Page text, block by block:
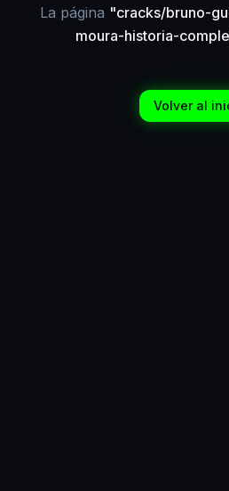
La página "cracks/bruno-
moura-historia-
Volver al